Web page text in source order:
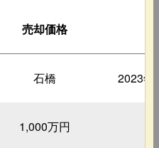
売却価格
石橋 2023年
1,000万円